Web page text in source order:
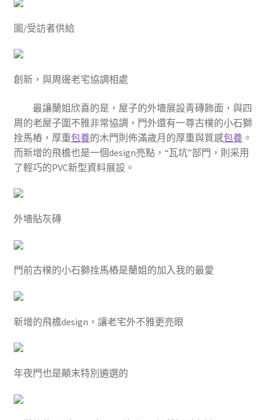
圖/受訪者供給
創新，與周邊老宅協調相處
最讓蘭姐欣喜的是，屋子的外墻展設青磚飾面，與四
周的老屋子圍不雅非常協調，門外還有一尊古樸的小石獅
拴馬樁，厚重包養的木門則佈滿歲月的厚重與質感包養。
而新增的飛檐也是一個design亮點，“瓦坑”部門，則采用
了輕巧的PVC新型資料展設。
外墻貼灰磚
門前古樸的小石獅拴馬樁是蘭姐的加入我的最愛
新增的飛檐design，讓老宅外不雅更亮眼
年夜門也是顛末特別遴選的